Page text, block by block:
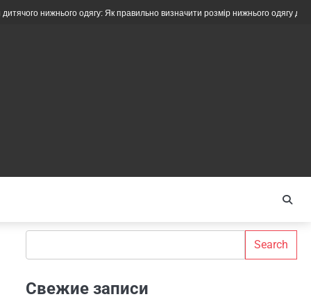
одягу: Як правильно визначити розмір нижнього одягу для дітей
Search
Свежие записи